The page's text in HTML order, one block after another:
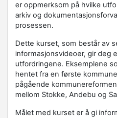
er oppmerksom på hvilke
arkiv og
prosessen.
Dette kurset, som består av
informasjonsvideoer, gir deg
utfordringene. Eksemplene
hentet fra en første
pågående
mellom Stokke, Andebu og
Målet med kurset er å gi